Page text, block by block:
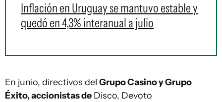
Inflación en Uruguay se mantuvo estable y
quedó en 4,3% interanual a julio
En junio, directivos del Grupo Casino y Grupo
Éxito, accionistas de Disco, Devoto